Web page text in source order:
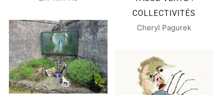
COLLECTIVITÉS
Cheryl Pagurek